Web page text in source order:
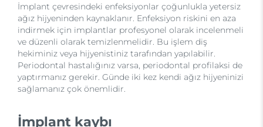
İmplant çevresindeki enfeksiyonlar çoğunlukla yetersiz
ağız hijyeninden kaynaklanır. Enfeksiyon riskini en aza
indirmek için implantlar profesyonel olarak incelenmeli
ve düzenli olarak temizlenmelidir. Bu işlem diş
hekiminiz veya hijyenistiniz tarafından yapılabilir.
Periodontal hastalığınız varsa, periodontal profilaksi de
yaptırmanız gerekir. Günde iki kez kendi ağız hijyeninizi
sağlamanız çok önemlidir.
İmplant kaybı